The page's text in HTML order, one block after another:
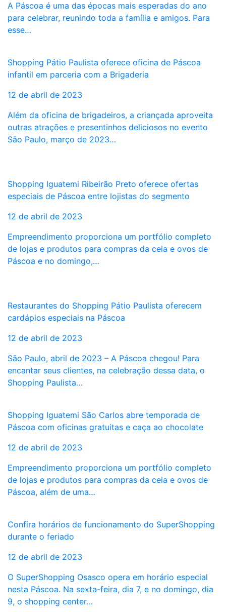
A Páscoa é uma das épocas mais esperadas do ano
para celebrar, reunindo toda a família e amigos. Para
esse…
Shopping Pátio Paulista oferece oficina de Páscoa
infantil em parceria com a Brigaderia
12 de abril de 2023
Além da oficina de brigadeiros, a criançada aproveita
outras atrações e presentinhos deliciosos no evento
São Paulo, março de 2023…
Shopping Iguatemi Ribeirão Preto oferece ofertas
especiais de Páscoa entre lojistas do segmento
12 de abril de 2023
Empreendimento proporciona um portfólio completo
de lojas e produtos para compras da ceia e ovos de
Páscoa e no domingo,…
Restaurantes do Shopping Pátio Paulista oferecem
cardápios especiais na Páscoa
12 de abril de 2023
São Paulo, abril de 2023 – A Páscoa chegou! Para
encantar seus clientes, na celebração dessa data, o
Shopping Paulista…
Shopping Iguatemi São Carlos abre temporada de
Páscoa com oficinas gratuitas e caça ao chocolate
12 de abril de 2023
Empreendimento proporciona um portfólio completo
de lojas e produtos para compras da ceia e ovos de
Páscoa, além de uma…
Confira horários de funcionamento do SuperShopping
durante o feriado
12 de abril de 2023
O SuperShopping Osasco opera em horário especial
nesta Páscoa. Na sexta-feira, dia 7, e no domingo, dia
9, o shopping center…